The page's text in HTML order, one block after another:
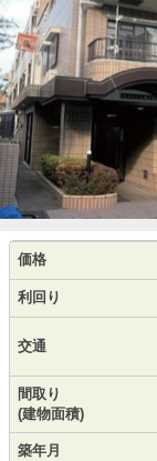
価格
利回り
交通
間取り
(建物面積)
築年月